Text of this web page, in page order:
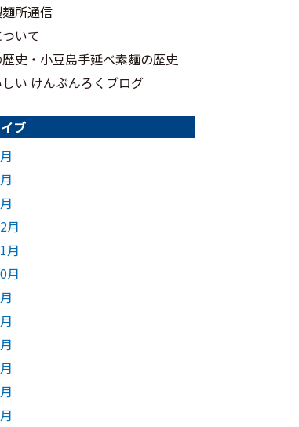
所通信
いて
史・小豆島手延べ素麵の歴史
い けんぶんろくブログ
ブ
月
月
月